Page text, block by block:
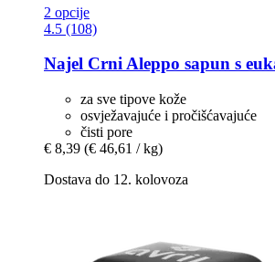
2 opcije
4.5 (108)
Najel Crni Aleppo sapun s
za sve tipove kože
osvježavajuće i pročišćavajuće
čisti pore
€ 8,39 (€ 46,61 / kg)
Dostava do 12. kolovoza